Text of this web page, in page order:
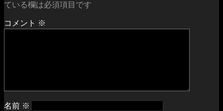
ている欄は必須項目です
コメント ※
名前 ※